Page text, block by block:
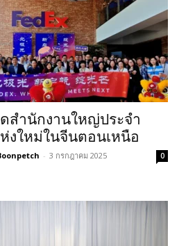
ดสำนักงานใหญ่ประจำ
งใหม่ในจีนตอนเหนือ
- 3 กรกฎาคม 2025 0